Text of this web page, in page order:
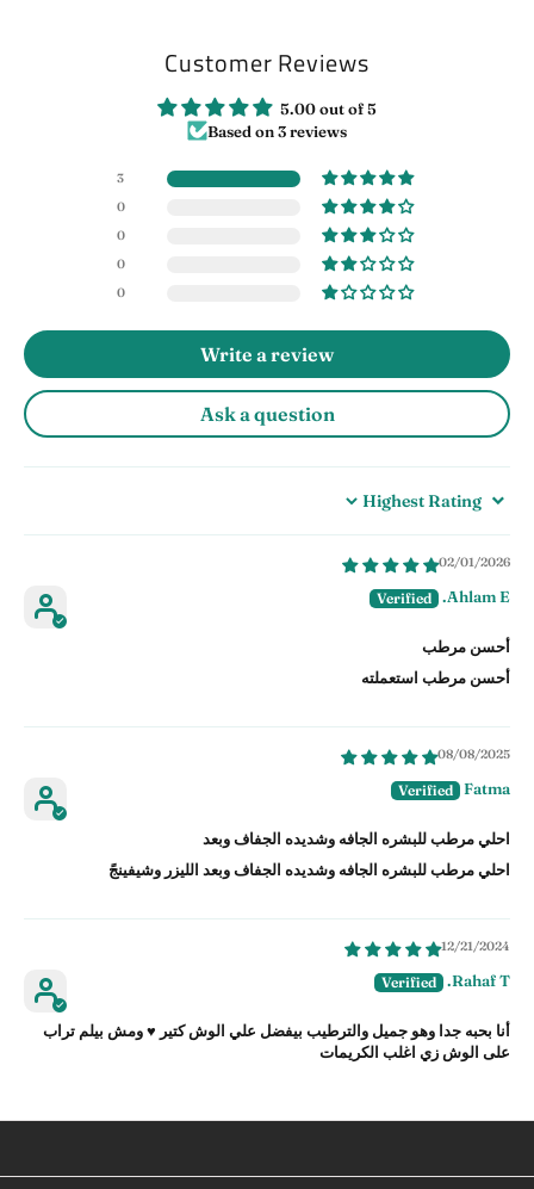
Customer Reviews
5.00 out of 5
Based on 3 reviews
3
0
0
0
0
Write a review
Ask a question
Sort by
02/01/2026
Ahlam E.
أحسن مرطب
أحسن مرطب استعملته
08/08/2025
Fatma
احلي مرطب للبشره الجافه وشديده الجفاف وبعد
احلي مرطب للبشره الجافه وشديده الجفاف وبعد الليزر وشيفينجً
12/21/2024
Rahaf T.
أنا بحبه جدا وهو جميل والترطيب بيفضل علي الوش كتير ♥️ ومش بيلم تراب
على الوش زي اغلب الكريمات